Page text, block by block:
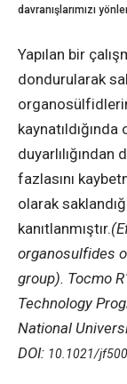
davranışlarımızı
Yapılan bir
dondurularak
fazlasını
olarak
kanıtlanmıştır.
organosulfides
group). Tocmo
Technology
National
DOI: 10.1021/